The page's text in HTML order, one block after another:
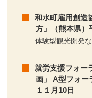
和水町雇用創造
方」（熊本県）
体験型観光開発
就労支援フォ
画」 A型フォー
１１月10日